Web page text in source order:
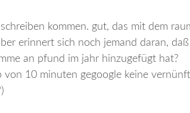
kommen. gut, das mit dem
erinnert sich noch jemand daran, daß
an pfund im jahr hinzugefügt hat?
10 minuten gegoogle keine